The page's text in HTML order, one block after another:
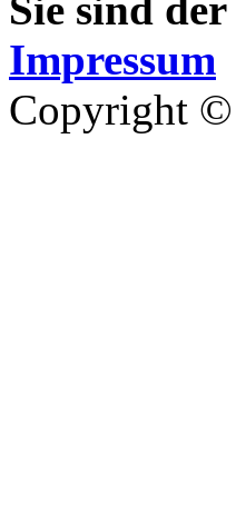
Impressum
Copyright ©